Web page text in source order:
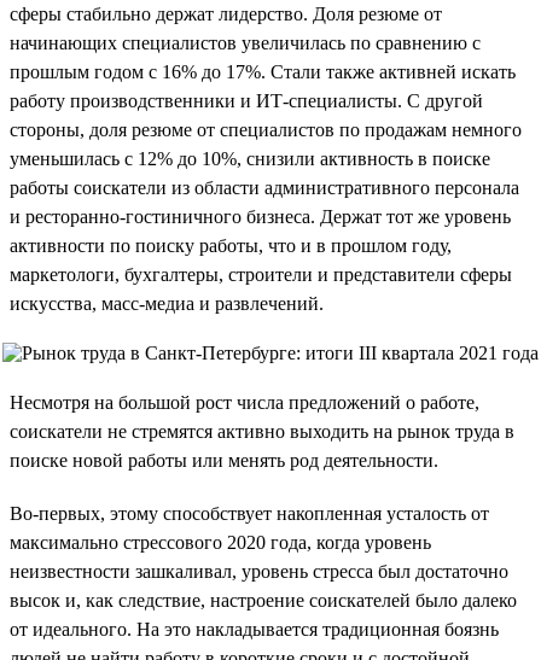
сферы стабильно держат лидерство. Доля резюме от
начинающих специалистов увеличилась по сравнению с
прошлым годом c 16% до 17%. Стали также активней искать
работу производственники и ИТ-специалисты. С другой
стороны, доля резюме от специалистов по продажам немного
уменьшилась с 12% до 10%, снизили активность в поиске
работы соискатели из области административного персонала
и ресторанно-гостиничного бизнеса. Держат тот же уровень
активности по поиску работы, что и в прошлом году,
маркетологи, бухгалтеры, строители и представители сферы
искусства, масс-медиа и развлечений.
Несмотря на большой рост числа предложений о работе,
соискатели не стремятся активно выходить на рынок труда в
поиске новой работы или менять род деятельности.
Во-первых, этому способствует накопленная усталость от
максимально стрессового 2020 года, когда уровень
неизвестности зашкаливал, уровень стресса был достаточно
высок и, как следствие, настроение соискателей было далеко
от идеального. На это накладывается традиционная боязнь